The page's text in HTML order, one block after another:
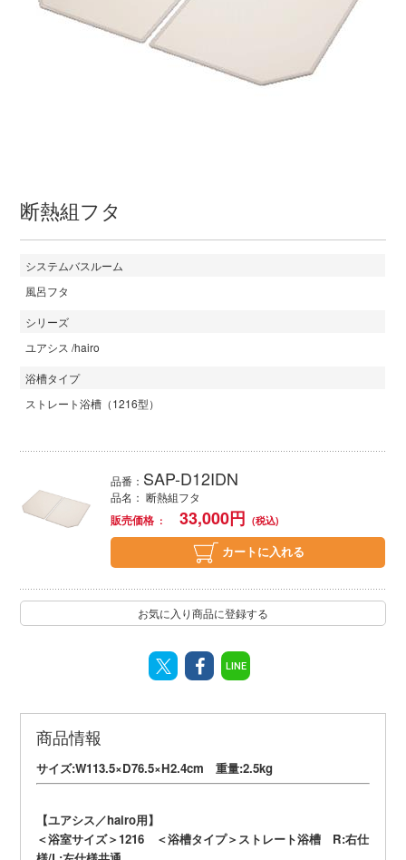
断熱組フタ
システムバスルーム
風呂フタ
シリーズ
ユアシス /hairo
浴槽タイプ
ストレート浴槽（1216型）
品番： SAP-D12IDN
品名： 断熱組フタ
販売価格
33,000円
カートに入れる
お気に入り商品に登録する
LINE
商品情報
サイズ:W113.5×D76.5×H2.4cm 重量:2.5kg
【ユアシス／hairo用】
＜浴室サイズ＞1216 ＜浴槽タイプ＞ストレート浴槽 R:右仕